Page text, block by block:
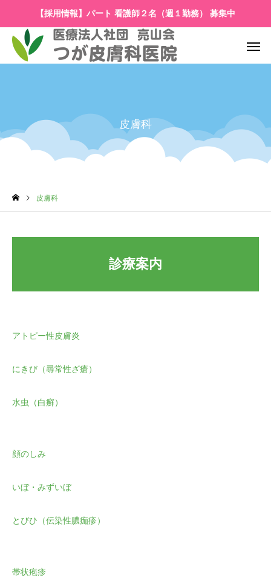
【採用情報】パート 看護師２名（週１勤務） 募集中
皮膚科
皮膚科
診療案内
アトピー性皮膚炎
にきび（尋常性ざ瘡）
水虫（白癬）
顔のしみ
いぼ・みずいぼ
とびひ（伝染性膿痂疹）
帯状疱疹